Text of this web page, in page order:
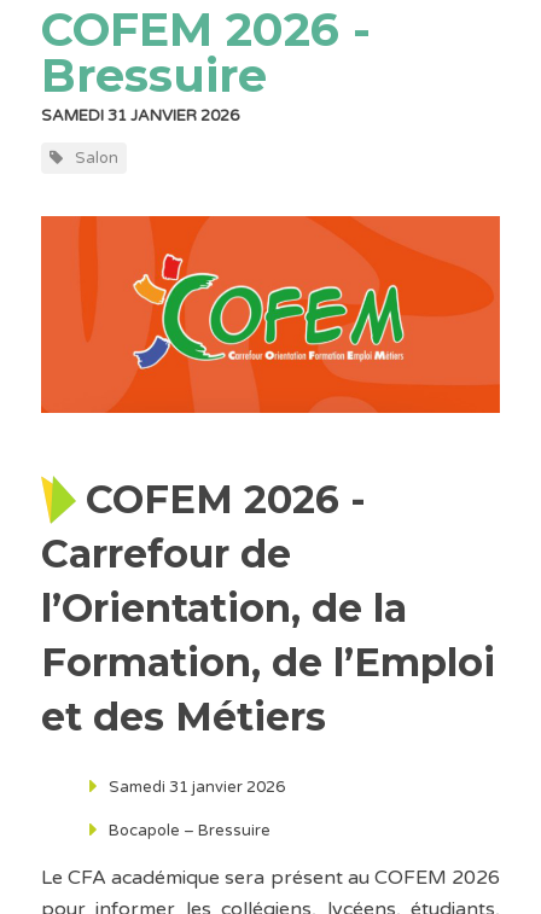
COFEM 2026 -
Bressuire
SAMEDI 31 JANVIER 2026
Salon
COFEM 2026 -
Carrefour de
l’Orientation, de la
Formation, de l’Emploi
et des Métiers
Samedi 31 janvier 2026
Bocapole – Bressuire
Le CFA académique sera présent au COFEM 2026